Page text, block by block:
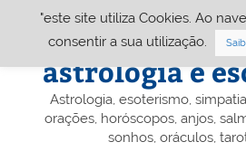
Portal A&E
astrologia e
Astrologia, esoterismo,
orações, horóscopos, anjos,
sonhos, oráculos,
"este site utiliza Cookies. Ao
consentir a sua utilização.